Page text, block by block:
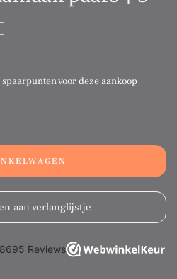
spaarpuntenvoor deze aankoop
aan verlanglijstje